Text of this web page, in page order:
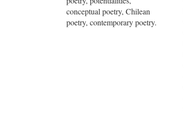
conceptual poetry, Chilean
poetry, contemporary poetry.